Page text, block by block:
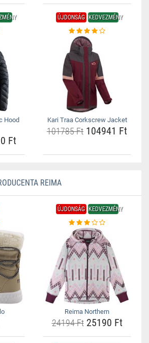
Hood
Ft
ÚJDONSÁG KEDVEZMÉNY
Kari Traa Corkscrew Jacket
101785 Ft 104941 Ft
REIMA
ÚJDONSÁG KEDVEZMÉNY
Reima Northern
24194 Ft25190 Ft